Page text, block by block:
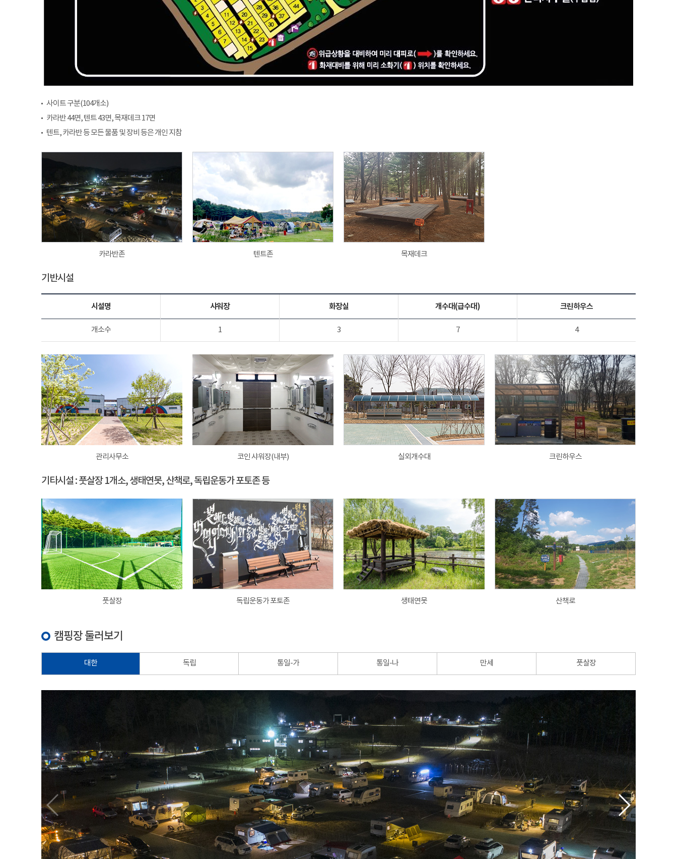
사이트 구분(104개소)
카라반 44면, 텐트 43면, 목재데크 17면
텐트, 카라반 등 모든 물품 및 장비 등은 개인 지참
카라반존 텐트존 목재데크
기반시설
시설명 샤워장 화장실 개수대(급수대) 크린하우스
개소수 1 3 7 4
관리사무소 코인 샤워장(내부) 실외개수대 크린하우스
기타시설 : 풋살장 1개소, 생태연못, 산책로, 독립운동가 포토존 등
풋살장 독립운동가 포토존 생태연못 산책로
캠핑장 둘러보기
대한 독립 통일-가 통일-나 만세 풋살장